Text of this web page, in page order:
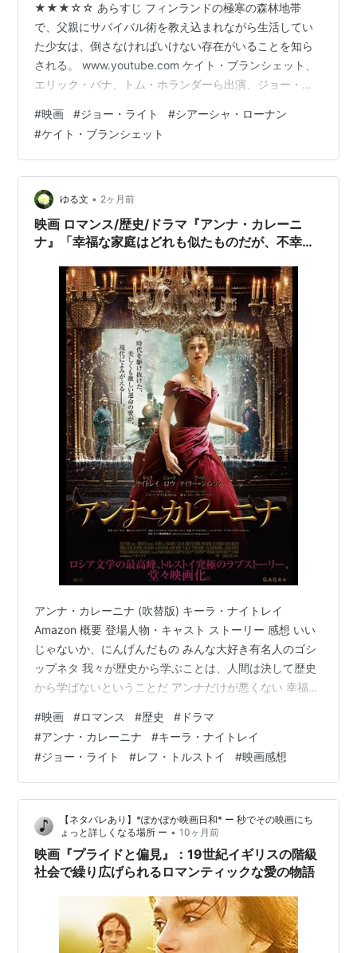
★★★☆☆ あらすじ フィンランドの極寒の森林地帯
で、父親にサバイバル術を教え込まれながら生活してい
た少女は、倒さなければいけない存在がいることを知ら
される。 www.youtube.com ケイト・ブランシェット、
エリック・バナ、トム・ホランダーら出演、ジョー・ラ
バイバル技術を叩き込まれながら暮らす少女が主人公
だ。外の世界に行きたいと望むようになったところ、父
親に倒すべき存在がいることを明かされ、その覚悟が出
来たらここから出られると告げられる。 そして、決意を
固めた主人公は外の世界に飛び出す。敵陣に乗り込み、
目的を果たした後、父親との合…
#映画 #ジョー・ライト #シアーシャ・ローナン
#ケイト・ブランシェット
ゆる文 • 2ヶ月前
映画 ロマンス/歴史/ドラマ『アンナ・カレーニ
ナ』「幸福な家庭はどれも似たものだが、不幸な
アンナ・カレーニナ (吹替版) キーラ・ナイトレイ
Amazon 概要 登場人物・キャスト ストーリー 感想 いい
じゃないか、にんげんだもの みんな大好き有名人のゴシ
ップネタ 我々が歴史から学ぶことは、人間は決して歴史
から学ばないということだ アンナだけが悪くない 幸福な
ぞれに不幸なものである アンナとコンスタンティンの対
比構造からみる本当の幸福 予告 関連商品 概要 『アン
ナ・カレーニナ』（Anna Karenina）は、2012年のイギ
リス・アメリカ合衆国のドラマ映画。監督はジョー・ラ
イト、出演はキーラ・ナイトレイとジュード・ロウな
ど。18…
#映画 #ロマンス #歴史 # ドラマ
#アンナ・カレーニナ #キーラ・ナイトレイ
#ジョー・ライト #レフ・トルストイ #映画感想
【ネタバレあり】*ぽかぽか映画日和* ー 秒でその映画にち
ょっと詳しくなる場所 ー • 10ヶ月前
映画『プライドと偏見』：19世紀イギリスの階級
社会で繰り広げられるロマンティックな愛の物語